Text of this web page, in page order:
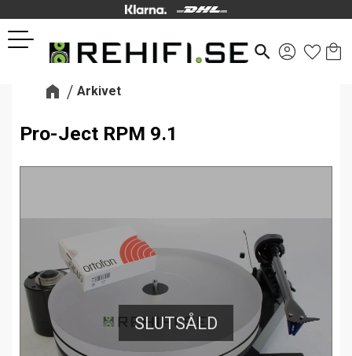
Meny
search
Arkivet
Pro-Ject RPM 9.1
SLUTSÅLD